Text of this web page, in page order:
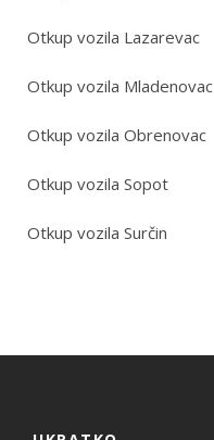
Otkup vozila Lazarevac
Otkup vozila Mladenovac
Otkup vozila Obrenovac
Otkup vozila Sopot
Otkup vozila Surčin